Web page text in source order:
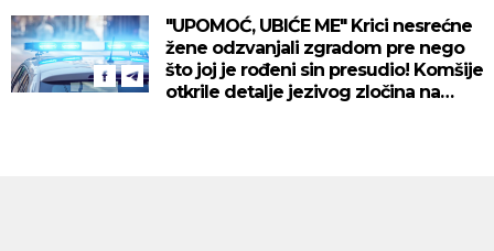
"UPOMOĆ, UBIĆE ME" Krici nesrećne
žene odzvanjali zgradom pre nego
što joj je rođeni sin presudio! Komšije
otkrile detalje jezivog zločina na